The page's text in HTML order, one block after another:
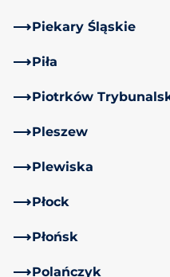
Piekary Śląskie
Piła
Piotrków
Pleszew
Plewiska
Płock
Płońsk
Polańczyk